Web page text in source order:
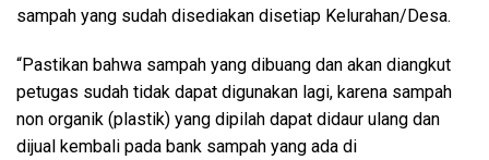
sampah yang sudah disediakan disetiap Kelurahan/Desa.
“Pastikan bahwa sampah yang dibuang dan akan diangkut
petugas sudah tidak dapat digunakan lagi, karena sampah
non organik (plastik) yang dipilah dapat didaur ulang dan
dijual kembali pada bank sampah yang ada di